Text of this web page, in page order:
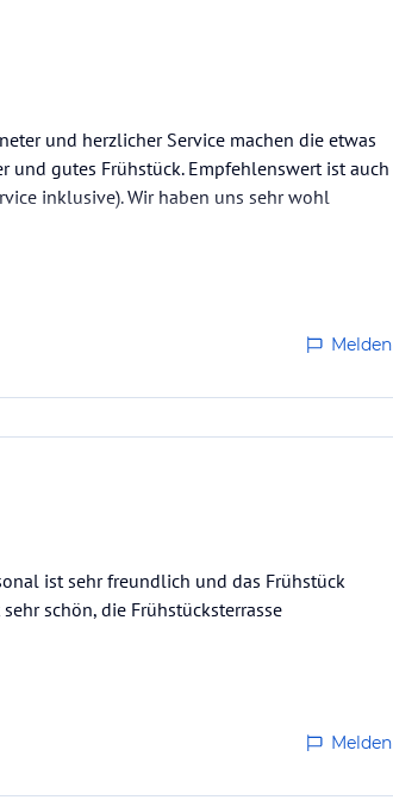
und herzlicher Service machen die etwas
und gutes Frühstück. Empfehlenswert ist auch
inklusive). Wir haben uns sehr wohl
Melden
ist sehr freundlich und das Frühstück
schön, die Frühstücksterrasse
Melden